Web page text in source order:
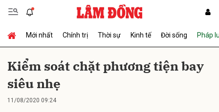
Mới nhất Chính trị Thời sự Kinh tế Đời sống Pháp
Kiểm soát chặt phương tiện bay
siêu nhẹ
11/08/2020 09:24
Gửi bình luận